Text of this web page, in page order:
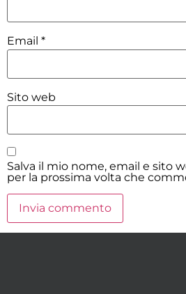
Email *
Sito web
Salva il mio nome, email e sito
per la prossima volta che